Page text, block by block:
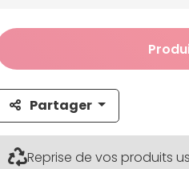
Partager
Reprise de vos produits